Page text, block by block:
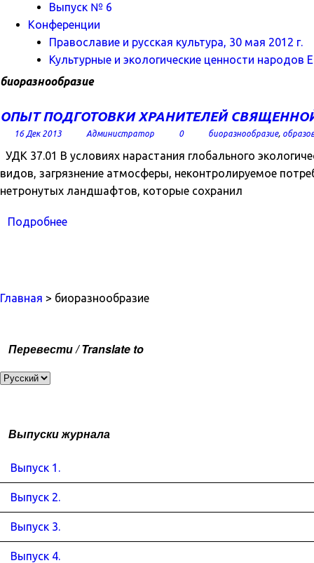
Выпуск № 6
Конференции
Православие и русская культура, 30 мая 2012 г.
Культурные и экологические ценности народов
биоразнообразие
ОПЫТ ПОДГОТОВКИ ХРАНИТЕЛЕЙ
16 Дек 2013 Администратор 0 биоразнообразие,
УДК 37.01 В условиях нарастания глобального
видов, загрязнение атмосферы, неконтролируемое
нетронутых ландшафтов, которые сохранил
Подробнее
Главная > биоразнообразие
Перевести / Translate to
Выпуски журнала
Выпуск 1.
Выпуск 2.
Выпуск 3.
Выпуск 4.